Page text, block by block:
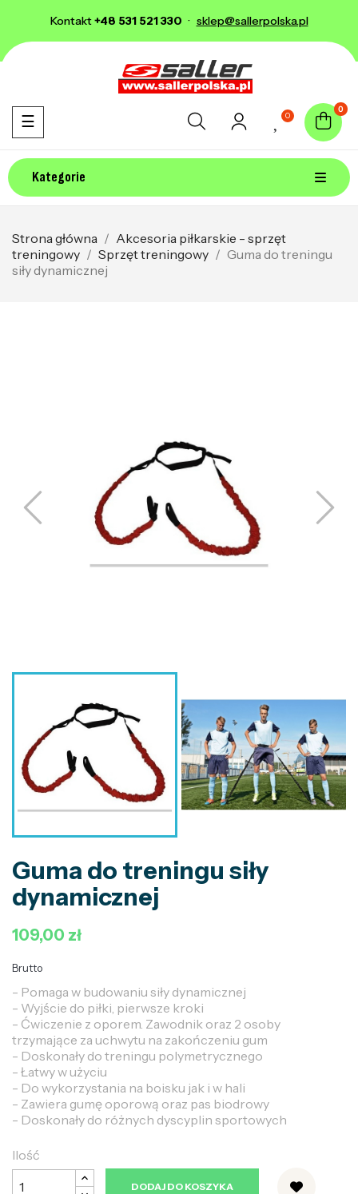
Kontakt+48 531 521 330 · sklep@sallerpolska.pl
0
0
Kategorie
Toggle navigation
☰
Strona główna
Akcesoria piłkarskie - sprzęt
treningowy
Sprzęt treningowy
Guma do treningu
siły dynamicznej
Guma do treningu siły
dynamicznej
109,00 zł
Brutto
- Pomaga w budowaniu siły dynamicznej
- Wyjście do piłki, pierwsze kroki
- Ćwiczenie z oporem. Zawodnik oraz 2 osoby
trzymające za uchwytu na zakończeniu gum
- Doskonały do treningu polymetrycznego
- Łatwy w użyciu
- Do wykorzystania na boisku jak i w hali
- Zawiera gumę oporową oraz pas biodrowy
- Doskonały do różnych dyscyplin sportowych
Ilość
DODAJ DO KOSZYKA